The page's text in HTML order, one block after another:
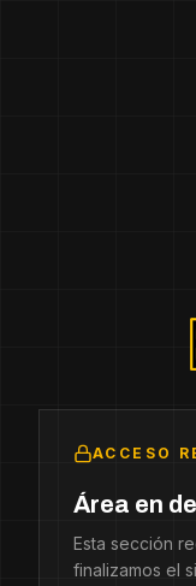
ACCESO
Área en
Esta sección
finalizamos el